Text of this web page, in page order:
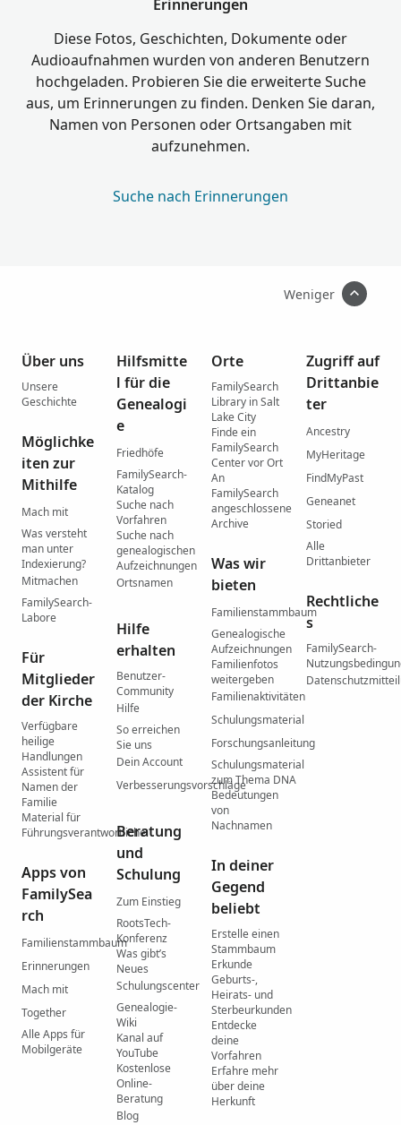
Erinnerungen
Diese Fotos, Geschichten, Dokumente oder
Audioaufnahmen wurden von anderen Benutzern
hochgeladen. Probieren Sie die erweiterte Suche
aus, um Erinnerungen zu finden. Denken Sie daran,
Namen von Personen oder Ortsangaben mit
aufzunehmen.
Suche nach Erinnerungen
Weniger
Über uns
Unsere
Geschichte
Möglichke
iten zur
Mithilfe
Mach mit
Was versteht
man unter
Indexierung?
Mitmachen
FamilySearch-
Labore
Für
Mitglieder
der Kirche
Verfügbare
heilige
Handlungen
Assistent für
Namen der
Familie
Material für
Führungsverantwortliche
Apps von
FamilySea
rch
Familienstammbaum
Erinnerungen
Mach mit
Together
Alle Apps für
Mobilgeräte
Hilfsmitte
l für die
Genealogi
e
Friedhöfe
FamilySearch-
Katalog
Suche nach
Vorfahren
Suche nach
genealogischen
Aufzeichnungen
Ortsnamen
Hilfe
erhalten
Benutzer-
Community
Hilfe
So erreichen
Sie uns
Dein Account
Verbesserungsvorschläge
Beratung
und
Schulung
Zum Einstieg
RootsTech-
Konferenz
Was gibtʼs
Neues
Schulungscenter
Genealogie-
Wiki
Kanal auf
YouTube
Kostenlose
Online-
Beratung
Blog
Orte
FamilySearch
Library in Salt
Lake City
Finde ein
FamilySearch
Center vor Ort
An
FamilySearch
angeschlossene
Archive
Was wir
bieten
Familienstammbaum
Genealogische
Aufzeichnungen
Familienfotos
weitergeben
Familienaktivitäten
Schulungsmaterial
Forschungsanleitung
Schulungsmaterial
zum Thema DNA
Bedeutungen
von
Nachnamen
In deiner
Gegend
beliebt
Erstelle einen
Stammbaum
Erkunde
Geburts-,
Heirats- und
Sterbeurkunden
Entdecke
deine
Vorfahren
Erfahre mehr
über deine
Herkunft
Zugriff auf
Drittanbie
ter
Ancestry
MyHeritage
FindMyPast
Geneanet
Storied
Alle
Drittanbieter
Rechtliche
s
FamilySearch-